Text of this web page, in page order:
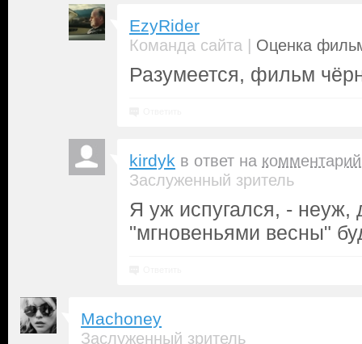
EzyRider
Команда сайта | Оценка
Разумеется, фильм
kirdyk в ответ на комментарий
Заслуженный зритель
Я уж испугался, - неуж,
"мгновеньями весны"
Machoney
Заслуженный зритель